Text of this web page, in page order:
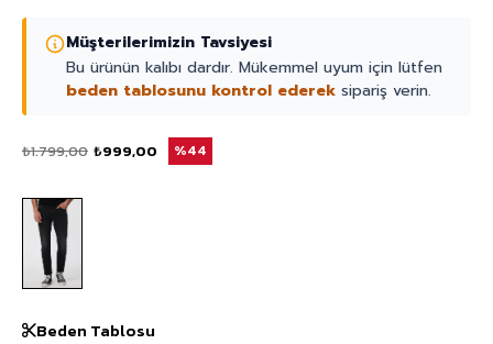
Müşterilerimizin Tavsiyesi
Bu ürünün kalıbı dardır. Mükemmel uyum için lütfen
beden tablosunu kontrol ederek sipariş verin.
₺1.799,00 ₺999,00 44
Beden Tablosu